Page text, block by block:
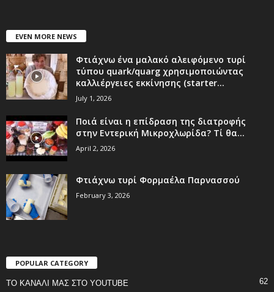
EVEN MORE NEWS
Φτιάχνω ένα μαλακό αλειφόμενο τυρί
τύπου quark/quarg χρησιμοποιώντας
καλλιέργειες εκκίνησης (starter...
July 1, 2026
Ποιά είναι η επίδραση της διατροφής
στην Εντερική Μικροχλωρίδα? Τί θα...
April 2, 2026
Φτιάχνω τυρί Φορμαέλα Παρνασσού
February 3, 2026
POPULAR CATEGORY
ΤΟ ΚΑΝΑΛΙ ΜΑΣ ΣΤΟ YOUTUBE 62